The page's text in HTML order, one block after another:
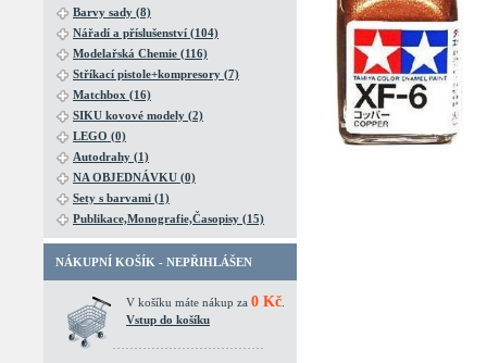
Barvy sady (8)
Nářadí a příslušenství (104)
Modelařská Chemie (116)
Stříkací pistole+kompresory (7)
Matchbox (16)
SIKU kovové modely (2)
LEGO (0)
Autodrahy (1)
NA OBJEDNÁVKU (0)
Sety s barvami (1)
Publikace,Monografie,Časopisy (15)
NÁKUPNÍ KOŠÍK - NEPŘIHLÁŠEN
V košíku máte nákup za 0 Kč
Vstup do košíku